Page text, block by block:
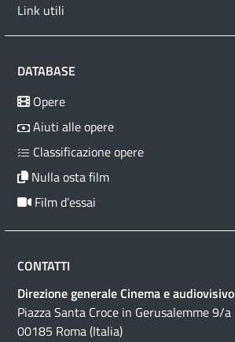
Link utili
DATABASE
Opere
Aiuti alle opere
Classificazione opere
Nulla osta film
Film d’essai
CONTATTI
Direzione generale Cinema e audiovisivo
Piazza Santa Croce in Gerusalemme 9/a
00185 Roma (Italia)